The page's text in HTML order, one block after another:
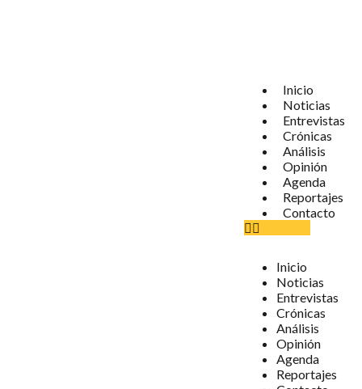
Inicio
Noticias
Entrevistas
Crónicas
Análisis
Opinión
Agenda
Reportajes
Contacto
Inicio
Noticias
Entrevistas
Crónicas
Análisis
Opinión
Agenda
Reportajes